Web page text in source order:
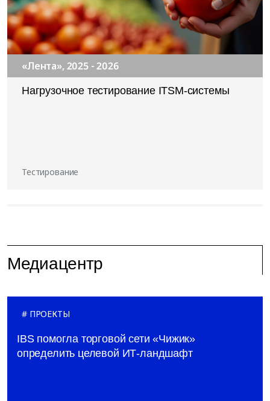
«Лента», 2025 - 2026
Нагрузочное тестирование ITSM-системы
Тестирование
Медиацентр
ПРОЕКТЫ
IBS помогла торговой сети «Чижик»
определить целевой ИТ-ландшафт